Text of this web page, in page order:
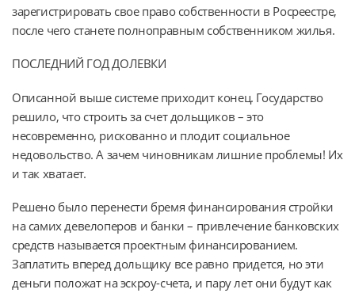
зарегистрировать свое право собственности в Росреестре,
после чего станете полноправным собственником жилья.
ПОСЛЕДНИЙ ГОД ДОЛЕВКИ
Описанной выше системе приходит конец. Государство
решило, что строить за счет дольщиков – это
несовременно, рискованно и плодит социальное
недовольство. А зачем чиновникам лишние проблемы! Их
и так хватает.
Решено было перенести бремя финансирования стройки
на самих девелоперов и банки – привлечение банковских
средств называется проектным финансированием.
Заплатить вперед дольщику все равно придется, но эти
деньги положат на эскроу-счета, и пару лет они будут как